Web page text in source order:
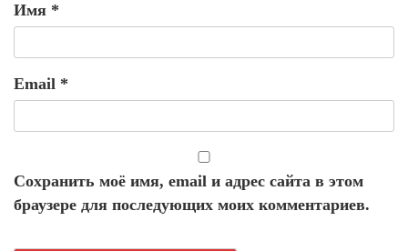
Имя *
Email *
Сохранить моё имя, email и адрес сайта в этом
браузере для последующих моих комментариев.